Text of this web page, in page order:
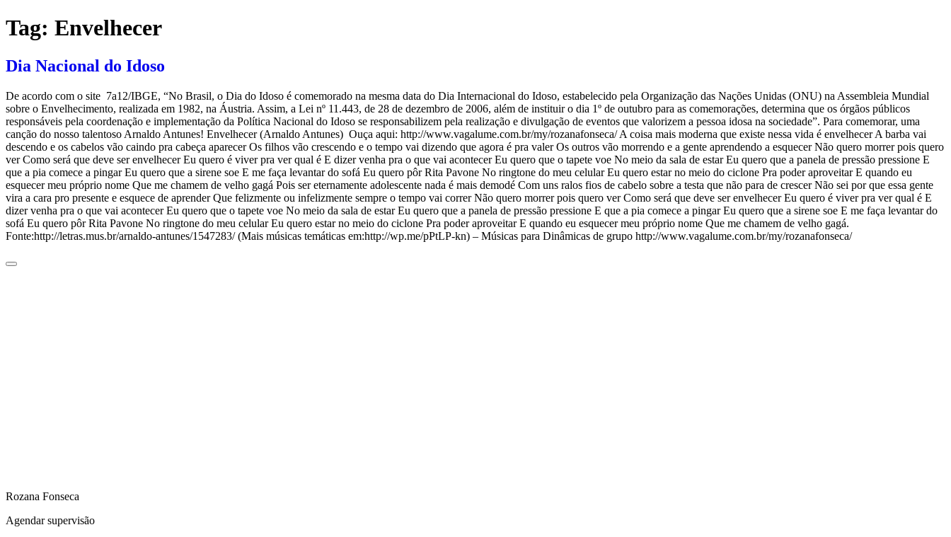
Ir
para
conteúdo
Tag: Envelhecer
Dia Nacional do Idoso
De acordo com o site 7a12/IBGE, “No Brasil, o Dia do Idoso é comemorado na mesma data do Dia Internacional do Idoso, estabelecido pela Organização das Nações Unidas (ONU) na Assembleia Mundial
sobre o Envelhecimento, realizada em 1982, na Áustria. Assim, a Lei nº 11.443, de 28 de dezembro de 2006, além de instituir o dia 1º de outubro para as comemorações, determina que os órgãos públicos
responsáveis pela coordenação e implementação da Política Nacional do Idoso se responsabilizem pela realização e divulgação de eventos que valorizem a pessoa idosa na sociedade”. Para comemorar, uma
canção do nosso talentoso Arnaldo Antunes! Envelhecer (Arnaldo Antunes) Ouça aqui: http://www.vagalume.com.br/my/rozanafonseca/ A coisa mais moderna que existe nessa vida é envelhecer A barba vai
descendo e os cabelos vão caindo pra cabeça aparecer Os filhos vão crescendo e o tempo vai dizendo que agora é pra valer Os outros vão morrendo e a gente aprendendo a esquecer Não quero morrer pois quero
ver Como será que deve ser envelhecer Eu quero é viver pra ver qual é E dizer venha pra o que vai acontecer Eu quero que o tapete voe No meio da sala de estar Eu quero que a panela de pressão pressione E
que a pia comece a pingar Eu quero que a sirene soe E me faça levantar do sofá Eu quero pôr Rita Pavone No ringtone do meu celular Eu quero estar no meio do ciclone Pra poder aproveitar E quando eu
esquecer meu próprio nome Que me chamem de velho gagá Pois ser eternamente adolescente nada é mais demodé Com uns ralos fios de cabelo sobre a testa que não para de crescer Não sei por que essa gente
vira a cara pro presente e esquece de aprender Que felizmente ou infelizmente sempre o tempo vai correr Não quero morrer pois quero ver Como será que deve ser envelhecer Eu quero é viver pra ver qual é E
dizer venha pra o que vai acontecer Eu quero que o tapete voe No meio da sala de estar Eu quero que a panela de pressão pressione E que a pia comece a pingar Eu quero que a sirene soe E me faça levantar do
sofá Eu quero pôr Rita Pavone No ringtone do meu celular Eu quero estar no meio do ciclone Pra poder aproveitar E quando eu esquecer meu próprio nome Que me chamem de velho gagá.
Fonte:http://letras.mus.br/arnaldo-antunes/1547283/ (Mais músicas temáticas em:http://wp.me/pPtLP-kn) – Músicas para Dinâmicas de grupo http://www.vagalume.com.br/my/rozanafonseca/
Rozana Fonseca
Agendar supervisão